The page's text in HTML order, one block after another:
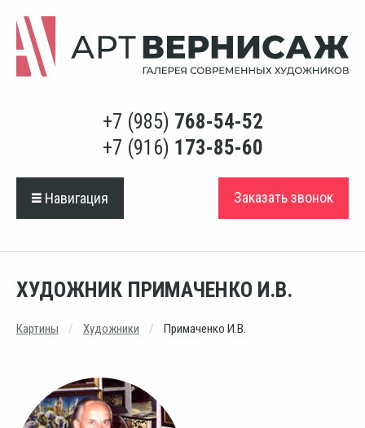
+7 (985) 768-54-52
+7 (916) 173-85-60
Навигация Заказать звонок
ХУДОЖНИК ПРИМАЧЕНКО И.В.
Картины Художники Примаченко И.В.